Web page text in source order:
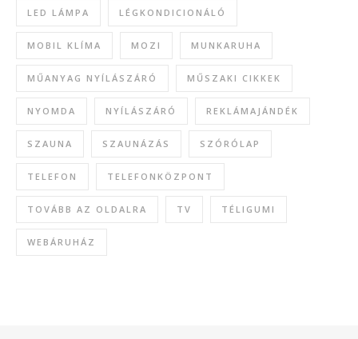
LED LÁMPA LÉGKONDICIONÁLÓ
MOBIL KLÍMA MOZI MUNKARUHA
MŰANYAG NYÍLÁSZÁRÓ MŰSZAKI CIKKEK
NYOMDA NYÍLÁSZÁRÓ REKLÁMAJÁNDÉK
SZAUNA SZAUNÁZÁS SZÓRÓLAP
TELEFON TELEFONKÖZPONT
TOVÁBB AZ OLDALRA TV TÉLIGUMI
WEBÁRUHÁZ